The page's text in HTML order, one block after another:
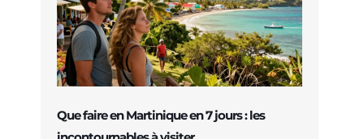
Que faire en Martinique en 7 jours : les